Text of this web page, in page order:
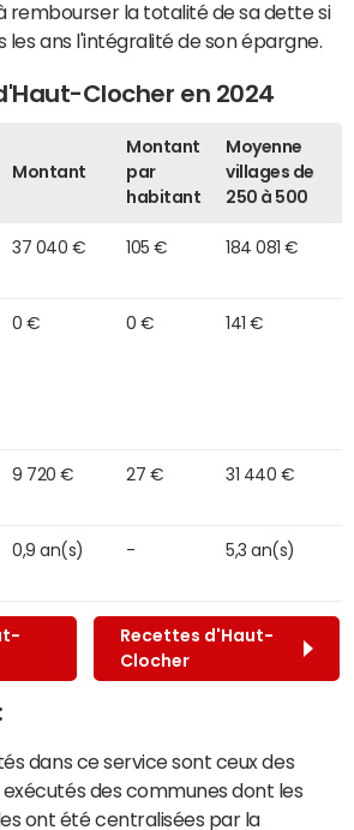
la totalité de sa dette si
les ans l'intégralité de son épargne.
Clocher en 2024
Montant
Montant
par
habitant
Moyenne
villages de
250 à 500
37 040 € 105 € 184 081 €
0 € 0 € 141 €
9 720 € 27 € 31 440 €
0,9 an(s) - 5,3 an(s)
Recettes d'Haut-
Clocher
dans ce service sont ceux des
des communes dont les
ont été centralisées par la